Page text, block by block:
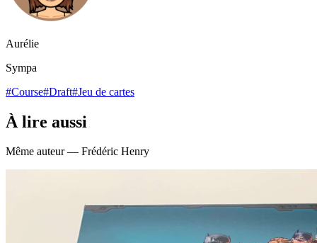
Aurélie
Sympa
#Course#Draft#Jeu de cartes
À lire aussi
Même auteur — Frédéric Henry